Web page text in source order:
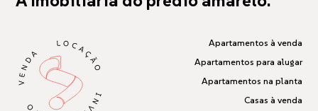
Apartamentos à venda
Apartamentos para alugar
Apartamentos na planta
Casas à venda